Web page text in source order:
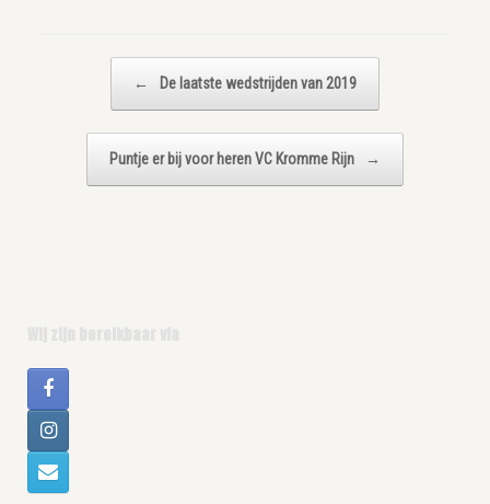
← De laatste wedstrijden van 2019
Puntje er bij voor heren VC Kromme Rijn →